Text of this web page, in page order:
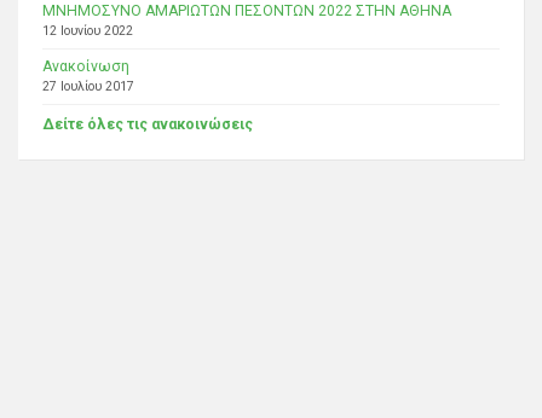
ΜΝΗΜΟΣΥΝΟ ΑΜΑΡΙΩΤΩΝ ΠΕΣΟΝΤΩΝ 2022 ΣΤΗΝ ΑΘΗΝΑ
12 Ιουνίου 2022
Ανακοίνωση
27 Ιουλίου 2017
Δείτε όλες τις ανακοινώσεις